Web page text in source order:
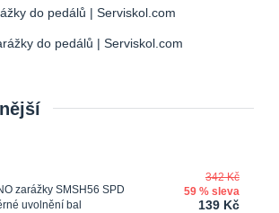
do pedálů | Serviskol.com
zarážky SMSH56 SPD
uvolnění bal
342 Kč
59 % sleva
139 Kč